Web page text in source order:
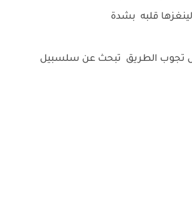
قلبه بشدة
تجوب الطريق تبحث عن سلسبيل